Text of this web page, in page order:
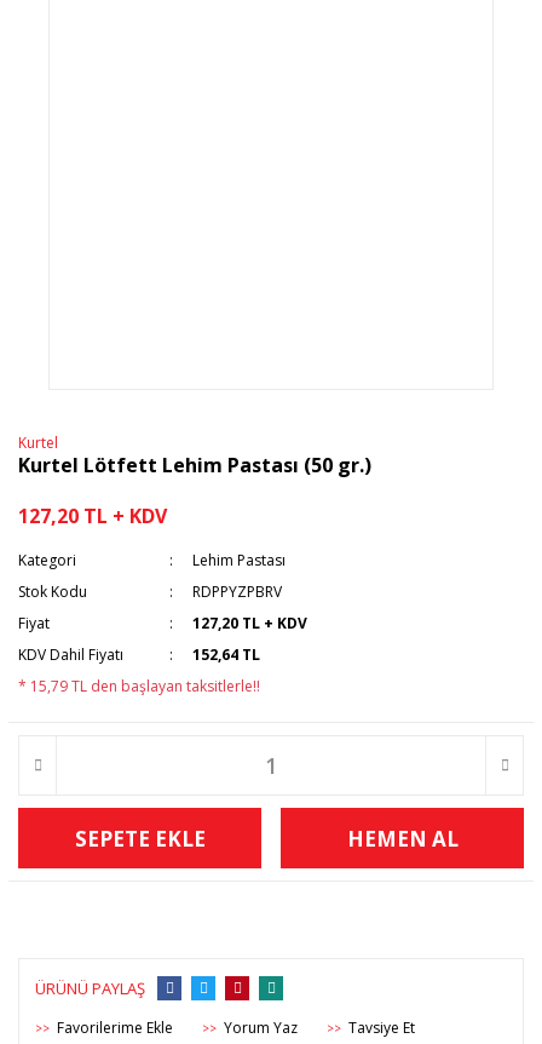
Kurtel
Kurtel Lötfett Lehim Pastası (50 gr.)
127,20 TL + KDV
Kategori
Lehim Pastası
Stok Kodu
RDPPYZPBRV
Fiyat
127,20 TL + KDV
KDV Dahil Fiyatı
152,64 TL
* 15,79 TL den başlayan taksitlerle!!
SEPETE EKLE HEMEN AL
ÜRÜNÜ PAYLAŞ
>> >> Yorum Yaz >> Tavsiye Et